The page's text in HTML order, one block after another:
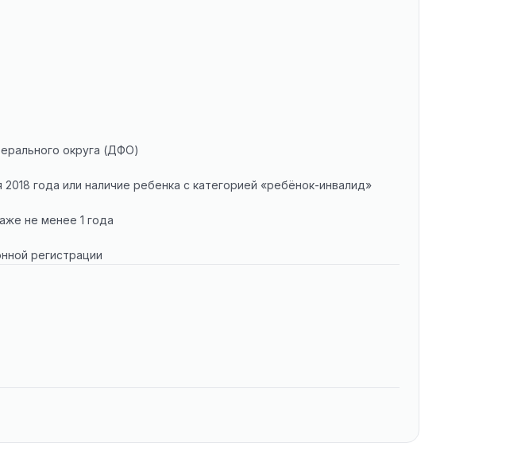
округа (ДФО)
года или наличие ребенка с категорией «ребёнок-инвалид»
не менее 1 года
регистрации